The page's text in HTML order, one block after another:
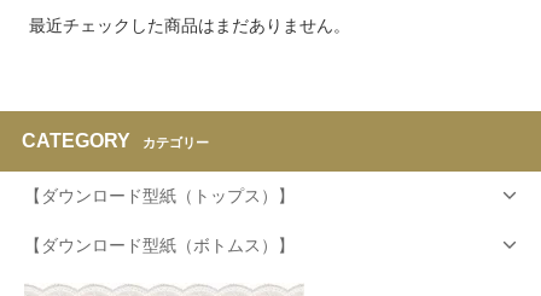
最近チェックした商品はまだありません。
CATEGORY カテゴリー
【ダウンロード型紙（トップス）】
【ダウンロード型紙（ボトムス）】